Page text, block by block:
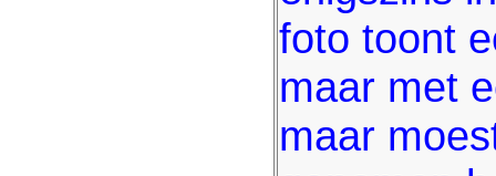
foto toont
maar met
maar